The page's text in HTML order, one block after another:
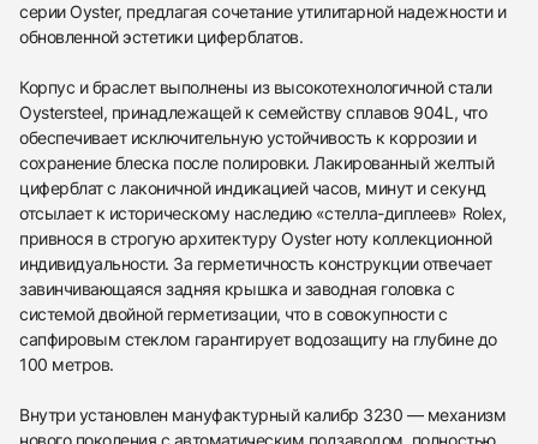
серии Oyster, предлагая сочетание утилитарной надежности и
обновленной эстетики циферблатов.
Корпус и браслет выполнены из высокотехнологичной стали
Oystersteel, принадлежащей к семейству сплавов 904L, что
обеспечивает исключительную устойчивость к коррозии и
сохранение блеска после полировки. Лакированный желтый
циферблат с лаконичной индикацией часов, минут и секунд
отсылает к историческому наследию «стелла-диплеев» Rolex,
привнося в строгую архитектуру Oyster ноту коллекционной
индивидуальности. За герметичность конструкции отвечает
завинчивающаяся задняя крышка и заводная головка с
системой двойной герметизации, что в совокупности с
сапфировым стеклом гарантирует водозащиту на глубине до
100 метров.
Внутри установлен мануфактурный калибр 3230 — механизм
нового поколения с автоматическим подзаводом, полностью